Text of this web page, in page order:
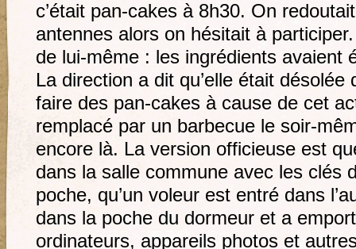
c’était pan-cakes à 8h30. On
antennes alors on hésitait à
de lui-même : les ingrédients avaient
La direction a dit qu’elle était
faire des pan-cakes à cause de cet
remplacé par un barbecue le soir-
encore là. La version officieuse est
dans la salle commune avec les clés
poche, qu’un voleur est entré dans
dans la poche du dormeur et a
ordinateurs, appareils photos et